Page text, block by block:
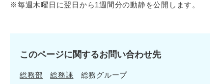
※毎週木曜日に翌日から1週間分の動静を公開します。
このページに関するお問い合わせ先
総務部 総務課 総務グループ